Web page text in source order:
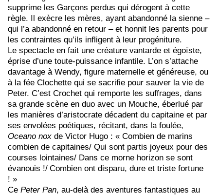
supprime les Garçons perdus qui dérogent à cette
règle. Il exècre les mères, ayant abandonné la sienne –
qui l’a abandonné en retour – et honnit les parents pour
les contraintes qu’ils infligent à leur progéniture.
Le spectacle en fait une créature vantarde et égoïste,
éprise d’une toute-puissance infantile. L’on s’attache
davantage à Wendy, figure maternelle et généreuse, ou
à la fée Clochette qui se sacrifie pour sauver la vie de
Peter. C’est Crochet qui remporte les suffrages, dans
sa grande scène en duo avec un Mouche, éberlué par
les manières d’aristocrate décadent du capitaine et par
ses envolées poétiques, récitant, dans la foulée,
Oceano nox de Victor Hugo : « Combien de marins
combien de capitaines/ Qui sont partis joyeux pour des
courses lointaines/ Dans ce morne horizon se sont
évanouis !/ Combien ont disparu, dure et triste fortune
! »
Ce Peter Pan, au-delà des aventures fantastiques au